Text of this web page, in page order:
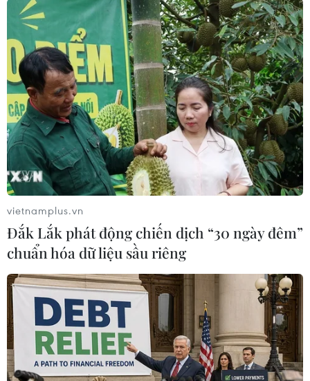
(TTXVN/Vietnam+)
#Xe ô tô #Uber #Dịch vụ xe chung
#Daimler-BMW
#Car2Go
#DriveNow
#Liên minh châu Âu
#tin tức thời sự
#tin tức hot #kinh tế
#VietnamPlus
Đức
vietnamplus.vn
Đắk Lắk phát động chiến dịch “30 ngày đêm”
chuẩn hóa dữ liệu sầu riêng